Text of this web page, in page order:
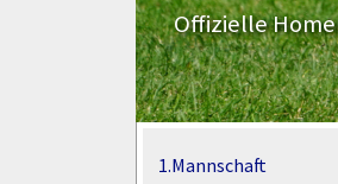
Offizielle
1.Mannschaft